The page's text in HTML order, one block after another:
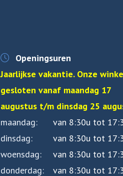
Openingsuren
Jaarlijkse vakantie. Onze
gesloten vanaf maandag 17
augustus t/m dinsdag 25
maandag
van 8:30u tot
dinsdag
van 8:30u tot
woensdag
van 8:30u tot
donderdag
van 8:30u tot